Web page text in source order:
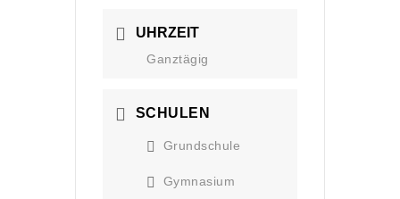
UHRZEIT
Ganztägig
SCHULEN
Grundschule
Gymnasium